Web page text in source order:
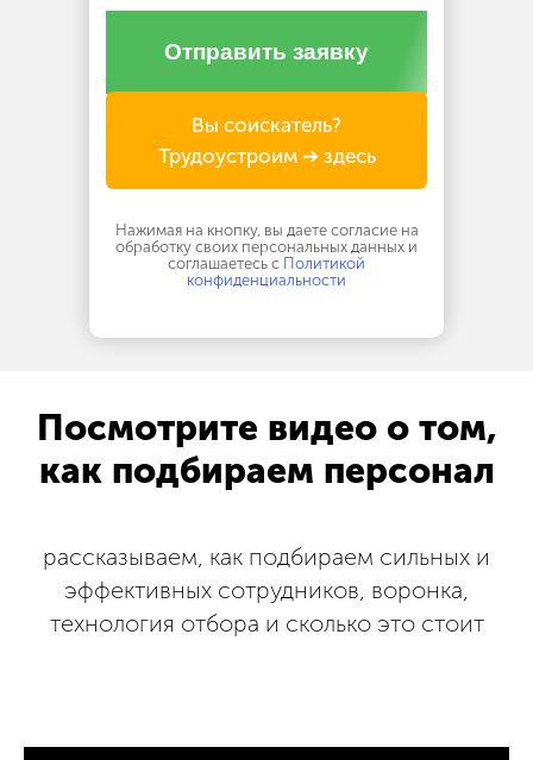
Отправить заявку
Нажимая на кнопку, вы даете согласие на
обработку своих персональных данных и
соглашаетесь с Политикой
конфиденциальности
Вы соискатель?
Трудоустроим ➔ здесь
Посмотрите видео о том,
как подбираем персонал
рассказываем, как подбираем сильных и
эффективных сотрудников, воронка,
технология отбора и сколько это стоит